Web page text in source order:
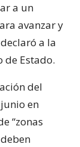
a un
avanzar y
a la
de Estado.
del
en
“zonas